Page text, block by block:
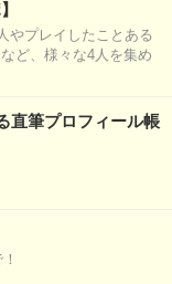
やプレイしたことある
ど、様々な4人を集め
直筆プロフィール帳